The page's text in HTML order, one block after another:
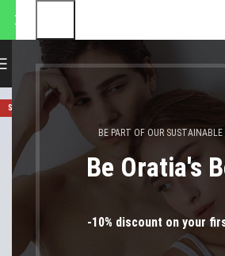
BE PART OF OUR
Be Oratia's
-10% discount on your
MENU
SOLD OUT
θα